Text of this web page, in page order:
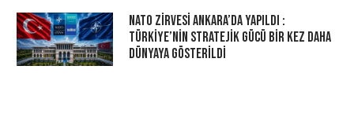
NATO Zirvesi Ankara’da Yapıldı :
Türkiye’nin Stratejik Gücü Bir Kez Daha
Dünyaya Gösterildi